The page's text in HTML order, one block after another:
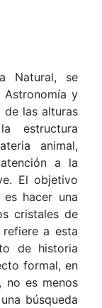
Natural, se
Astronomía y
de las alturas
estructura
animal,
a la
El objetivo
hacer una
cristales de
a esta
de historia
formal, en
no es menos
búsqueda